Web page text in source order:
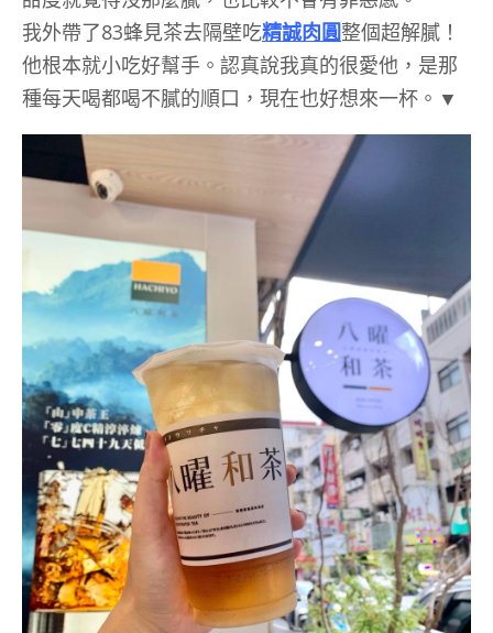
我外帶了83蜂見茶去隔壁吃精誠肉圓整個超解膩！
他根本就小吃好幫手。認真說我真的很愛他，是那
種每天喝都喝不膩的順口，現在也好想來一杯。▼